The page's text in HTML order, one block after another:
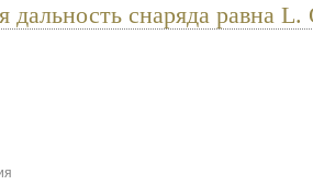
дальность снаряда равна